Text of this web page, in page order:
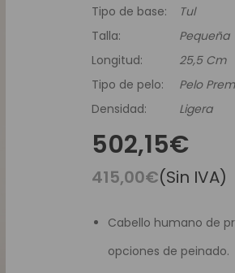
Envíos Y Devoluciones
Tipo de base:
Tul
Talla:
Pequeña
Longitud:
25,5 Cm
Tipo de pelo:
Pelo
Densidad:
Ligera
502,15€
415,00€(Sin IVA)
Cabello humano de
opciones de peinado.